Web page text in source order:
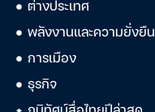
ต่างประเทศ
พลังงานและความยั่งยืน
การเมือง
ธุรกิจ